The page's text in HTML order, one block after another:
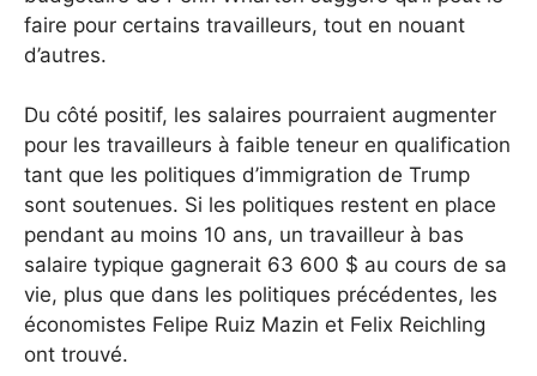
faire pour certains travailleurs, tout en nouant
d’autres.
Du côté positif, les salaires pourraient augmenter
pour les travailleurs à faible teneur en qualification
tant que les politiques d’immigration de Trump
sont soutenues. Si les politiques restent en place
pendant au moins 10 ans, un travailleur à bas
salaire typique gagnerait 63 600 $ au cours de sa
vie, plus que dans les politiques précédentes, les
économistes Felipe Ruiz Mazin et Felix Reichling
ont trouvé.